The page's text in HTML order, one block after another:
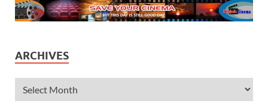
ARCHIVES